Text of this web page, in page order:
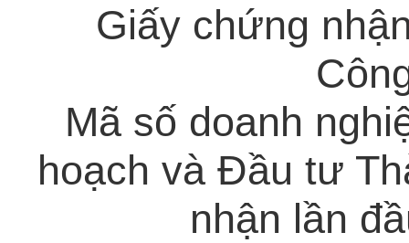
Giấy chứng
Mã số doanh
hoạch và Đầu tư
nhận lần